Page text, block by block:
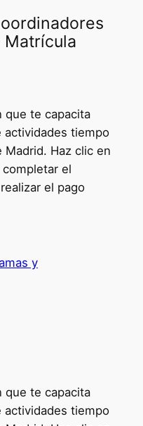
Matrícula
que te capacita
actividades tiempo
Madrid. Haz clic en
el
el pago
y
que te capacita
actividades tiempo